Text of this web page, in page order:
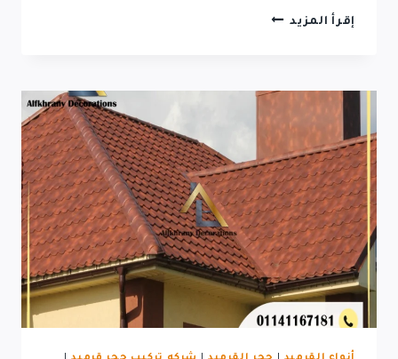
إقرأ المزيد الفرق
والفخاري